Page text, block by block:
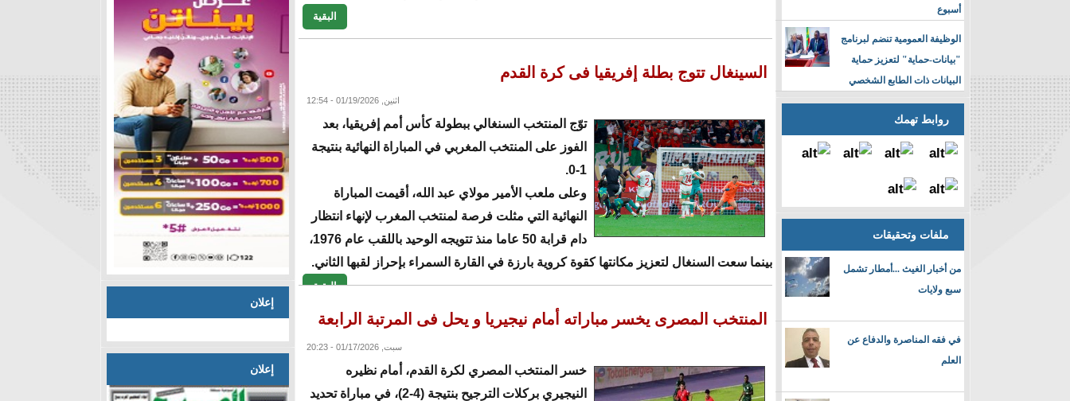
أسبوع
الوظيفة العمومية تنضم لبرنامج
"بيانات-حماية" لتعزيز حماية
البيانات ذات الطابع الشخصي
روابط تهمك
ملفات وتحقيقات
من أخبار الغيث ...أمطار تشمل
سبع ولايات
في فقه المناصرة والدفاع عن
العلم
البقية
السينغال تتوج بطلة إفريقيا فى كرة القدم
اثنين, 01/19/2026 - 12:54
توّج المنتخب السنغالي ببطولة كأس أمم إفريقيا، بعد
الفوز على المنتخب المغربي في المباراة النهائية بنتيجة
1-0.
وعلى ملعب الأمير مولاي عبد الله، أقيمت المباراة
النهائية التي مثلت فرصة لمنتخب المغرب لإنهاء انتظار
دام قرابة 50 عاما منذ تتويجه الوحيد باللقب عام 1976،
بينما سعت السنغال لتعزيز مكانتها كقوة كروية بارزة في القارة السمراء بإحراز لقبها الثاني.
البقية
المنتخب المصرى يخسر مباراته أمام نيجيريا و يحل فى المرتبة الرابعة
سبت, 01/17/2026 - 20:23
خسر المنتخب المصري لكرة القدم، أمام نظيره
النيجيري بركلات الترجيح بنتيجة (4-2)، في مباراة تحديد
إعلان
إعلان